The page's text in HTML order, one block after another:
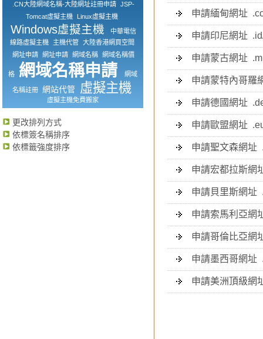
.CN大陸網域名稱-大陸網址註冊申請 JSP-
Tomcat虛擬主機
Linux虛擬主機
Windows虛擬主機
中華電信
線路虛擬主機
主機代管 大陸香港網頁空間
網址申請 網址申請 網域名稱 網域名稱價
格 網域名稱申請 網域
名稱註冊 網站代管 虛擬主機
虛擬主機免費搬家
更改排列方式
依標簽名稱排序
依標籤強度排序
申請緬甸網址
申請印尼網址
申請蒙古網址
申請蒙特內哥羅
申請德國網址
申請歐盟網址
申請聖文森網址
申請宏都拉斯網
申請貝里斯網址
申請索馬利亞網
申請哥倫比亞網
申請墨西哥網址
申請美洲頂級網